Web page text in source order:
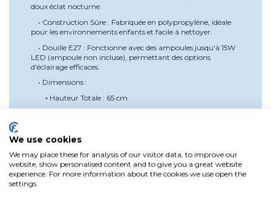
doux éclat nocturne.
• Construction Sûre : Fabriquée en polypropylène, idéale
pour les environnements enfants et facile à nettoyer.
• Douille E27 : Fonctionne avec des ampoules jusqu'à 15W
LED (ampoule non incluse), permettant des options
d'éclairage efficaces.
• Dimensions :
◦ Hauteur Totale : 65 cm
Spécifications
• Matériau : Polypropylène, léger et durable.
• Couleur : Multicolore, conçu pour ravir les enfants.
• Dimensions Générales :
We use cookies
We may place these for analysis of our visitor data, to improve our
website, show personalised content and to give you a great website
experience. For more information about the cookies we use open the
settings.